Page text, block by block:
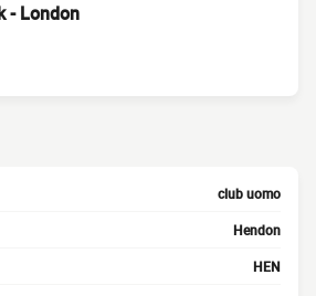
- London
club uomo
Hendon
HEN